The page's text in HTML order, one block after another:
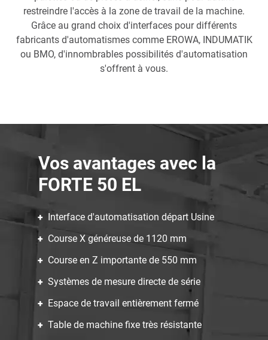
restreindre l'accès à la zone de travail de la machine.
Grâce au grand choix d'interfaces pour différents
fabricants d'automatismes comme EROWA, INDUMATIK
ou BMO, d'innombrables possibilités d'automatisation
s'offrent à vous.
Vos avantages avec la
FORTE 50 EL
Interface d'automatisation départ Usine
Course X généreuse de 1120 mm
Course en Z importante de 550 mm
Systèmes de mesure directe de série
Espace de travail entièrement fermé
Table de machine fixe très résistante